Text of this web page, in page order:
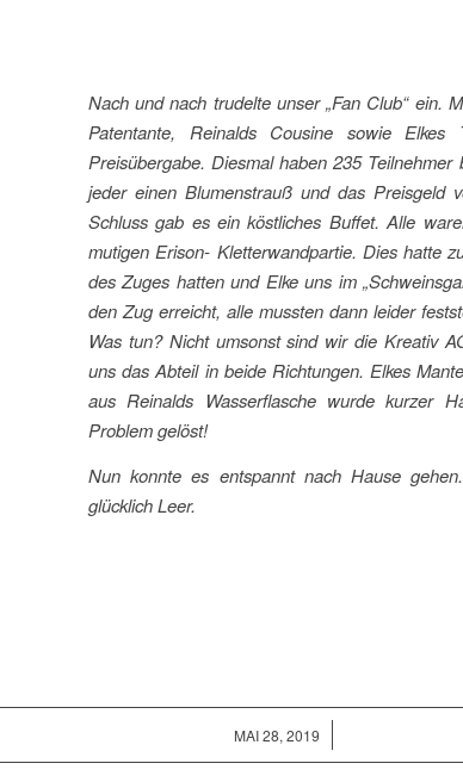
Nach und nach trudelte unser „Fan Club“ ein.
Patentante, Reinalds Cousine sowie
Preisübergabe. Diesmal haben 235
jeder einen Blumenstrauß und das
Schluss gab es ein köstliches Buffet. Alle
mutigen Erison- Kletterwandpartie. Dies hatte
des Zuges hatten und Elke uns im
den Zug erreicht, alle mussten dann leider
Was tun? Nicht umsonst sind wir die Kreativ
uns das Abteil in beide Richtungen. Elkes
aus Reinalds Wasserflasche wurde kurzer
Problem gelöst!
Nun konnte es entspannt nach Hause
glücklich Leer.
MAI 28, 2019
/